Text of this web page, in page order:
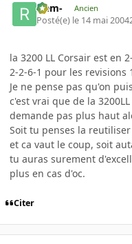
-rem- Ancien
Posté(e) le 14 mai 2004
la 3200 LL Corsair est en
2-2-6-1 pour les revisions
Je ne pense pas qu'on
c'est vrai que de la
demande pas plus haut
Soit tu penses la
et ca vaut le coup, soit
tu auras surement
plus en cas d'oc.
Citer